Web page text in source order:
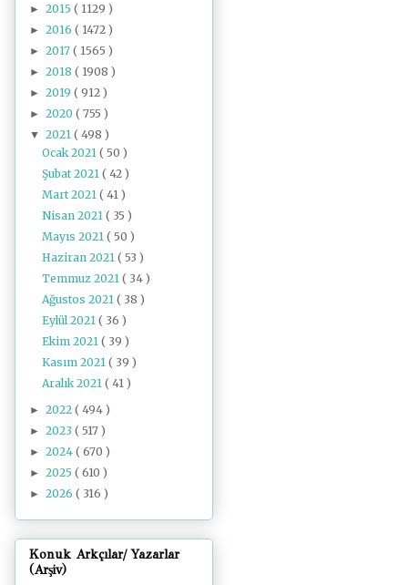
► 2015 ( 1129 )
► 2016 ( 1472 )
► 2017 ( 1565 )
► 2018 ( 1908 )
► 2019 ( 912 )
► 2020 ( 755 )
▼ 2021 ( 498 )
Ocak 2021( 50 )
Şubat 2021( 42 )
Mart 2021( 41 )
Nisan 2021( 35 )
Mayıs 2021( 50 )
Haziran 2021( 53 )
Temmuz 2021( 34 )
Ağustos 2021( 38 )
Eylül 2021( 36 )
Ekim 2021( 39 )
Kasım 2021( 39 )
Aralık 2021( 41 )
► 2022 ( 494 )
► 2023 ( 517 )
► 2024 ( 670 )
► 2025 ( 610 )
► 2026 ( 316 )
Konuk Arkçılar/ Yazarlar
(Arşiv)